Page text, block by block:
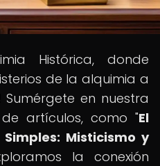
Histórica, donde
de la alquimia a
en nuestra
artículos, como "El
Misticismo y
la conexión